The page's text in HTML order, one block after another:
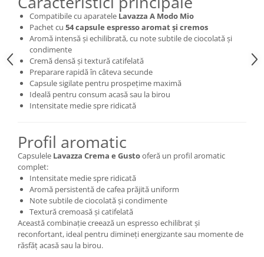
Compatibile cu aparatele Lavazza A Modo Mio
Pachet cu 54 capsule espresso aromat și cremos
Aromă intensă și echilibrată, cu note subtile de ciocolată și
condimente
Cremă densă și textură catifelată
Preparare rapidă în câteva secunde
Capsule sigilate pentru prospețime maximă
Ideală pentru consum acasă sau la birou
Intensitate medie spre ridicată
Profil aromatic
Capsulele Lavazza Crema e Gustooferă un profil aromatic
complet:
Intensitate medie spre ridicată
Aromă persistentă de cafea prăjită uniform
Note subtile de ciocolată și condimente
Textură cremoasă și catifelată
Această combinație creează un espresso echilibrat și
reconfortant, ideal pentru dimineți energizante sau momente de
răsfăț acasă sau la birou.